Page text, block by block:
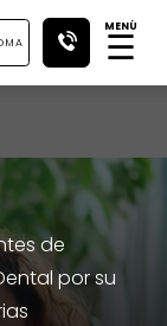
MENÚ
☰
de
por su